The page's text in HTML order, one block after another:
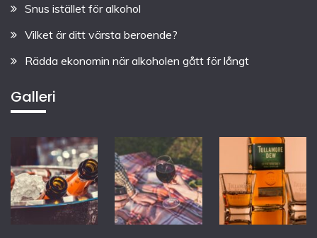
Snus istället för alkohol
Vilket är ditt värsta beroende?
Rädda ekonomin när alkoholen gått för långt
Galleri